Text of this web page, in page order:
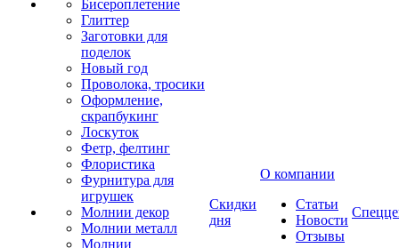
Бисероплетение
Глиттер
Заготовки для
поделок
Новый год
Проволока, тросики
Оформление,
скрапбукинг
Лоскуток
Фетр, фелтинг
Флористика
Фурнитура для
игрушек
Молнии декор
Молнии металл
Молнии
Скидки
дня
О компании
Статьи
Новости
Отзывы